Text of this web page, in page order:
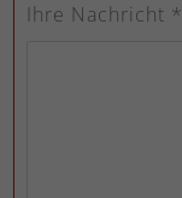
Ihre Nachricht *